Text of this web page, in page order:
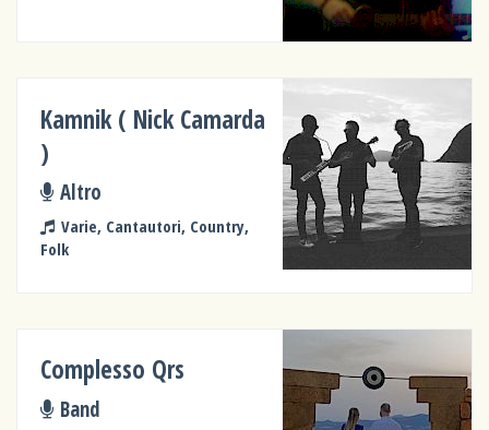
Kamnik ( Nick Camarda
)
Altro
Varie, Cantautori, Country,
Folk
Complesso Qrs
Band